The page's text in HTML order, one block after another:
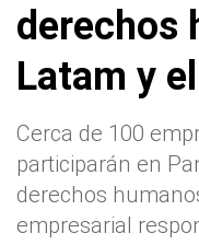
derechos
Latam y
Cerca de 100
participarán en
derechos
empresarial